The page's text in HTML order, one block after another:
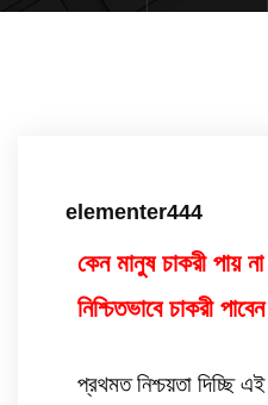
elementer444
কেন মানুষ চাকরী পায়
নিশ্চিতভাবে চাকরী
প্রথমত নিশ্চয়তা দিচ্ছি